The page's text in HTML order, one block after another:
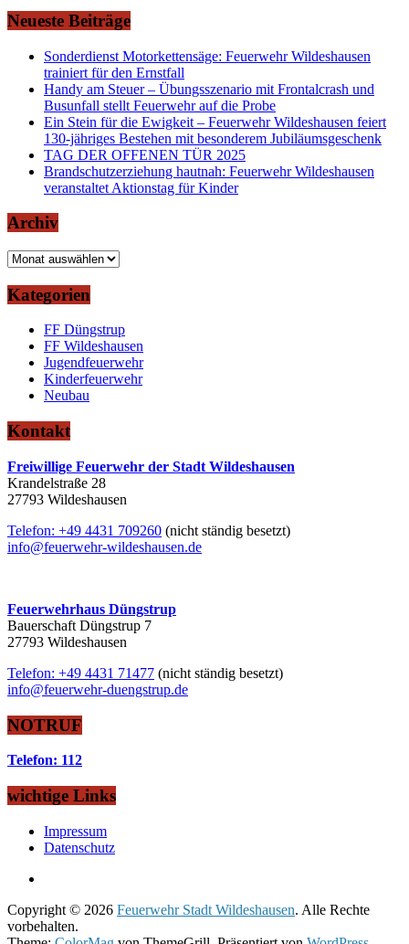
Neueste Beiträge
Sonderdienst Motorkettensäge: Feuerwehr Wildeshausen
trainiert für den Ernstfall
Handy am Steuer – Übungsszenario mit Frontalcrash und
Busunfall stellt Feuerwehr auf die Probe
Ein Stein für die Ewigkeit – Feuerwehr Wildeshausen feiert
130-jähriges Bestehen mit besonderem Jubiläumsgeschenk
TAG DER OFFENEN TÜR 2025
Brandschutzerziehung hautnah: Feuerwehr Wildeshausen
veranstaltet Aktionstag für Kinder
Archiv
Archiv
Kategorien
FF Düngstrup
FF Wildeshausen
Jugendfeuerwehr
Kinderfeuerwehr
Neubau
Kontakt
Freiwillige Feuerwehr der Stadt Wildeshausen
Krandelstraße 28
27793 Wildeshausen
Telefon: +49 4431 709260 (nicht ständig besetzt)
info@feuerwehr-wildeshausen.de
Feuerwehrhaus Düngstrup
Bauerschaft Düngstrup 7
27793 Wildeshausen
Telefon: +49 4431 71477 (nicht ständig besetzt)
info@feuerwehr-duengstrup.de
NOTRUF
Telefon: 112
wichtige Links
Impressum
Datenschutz
Copyright © 2026 Feuerwehr Stadt Wildeshausen. Alle Rechte
vorbehalten.